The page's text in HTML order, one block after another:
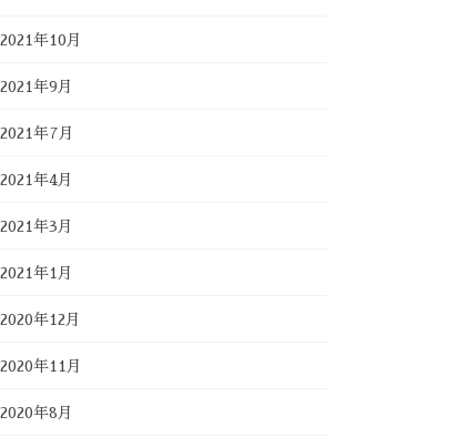
2021年10月
2021年9月
2021年7月
2021年4月
2021年3月
2021年1月
2020年12月
2020年11月
2020年8月